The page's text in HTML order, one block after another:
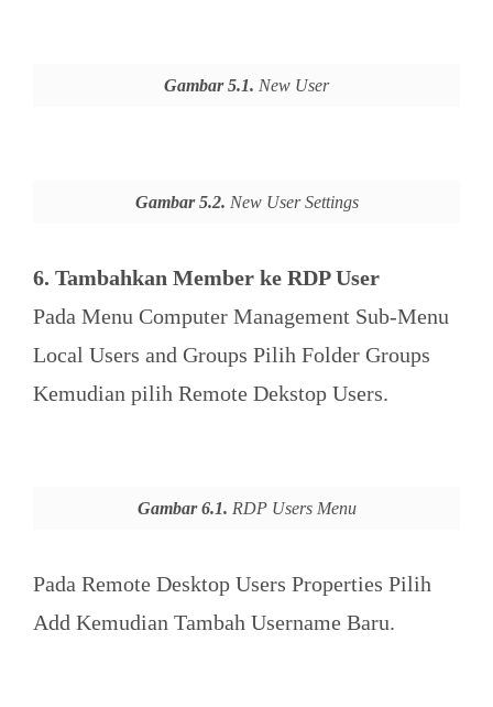
Gambar 5.1. New User
Gambar 5.2. New User Settings
6. Tambahkan Member ke RDP User
Pada Menu Computer Management Sub-Menu
Local Users and Groups Pilih Folder Groups
Kemudian pilih Remote Dekstop Users.
Gambar 6.1. RDP Users Menu
Pada Remote Desktop Users Properties Pilih
Add Kemudian Tambah Username Baru.